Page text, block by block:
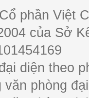
phần Việt
của Sở
diện theo
phòng